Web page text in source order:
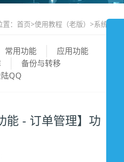
： 首页>使用教程（老版） >系统功能
常用功能
应用功能
备份与转移
QQ
能 - 订单管理】功